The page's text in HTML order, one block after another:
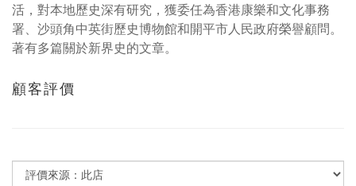
活，對本地歷史深有研究，獲委任為香港康樂和文化事務
署、沙頭角中英街歷史博物館和開平市人民政府榮譽顧問。
著有多篇關於新界史的文章。
顧客評價